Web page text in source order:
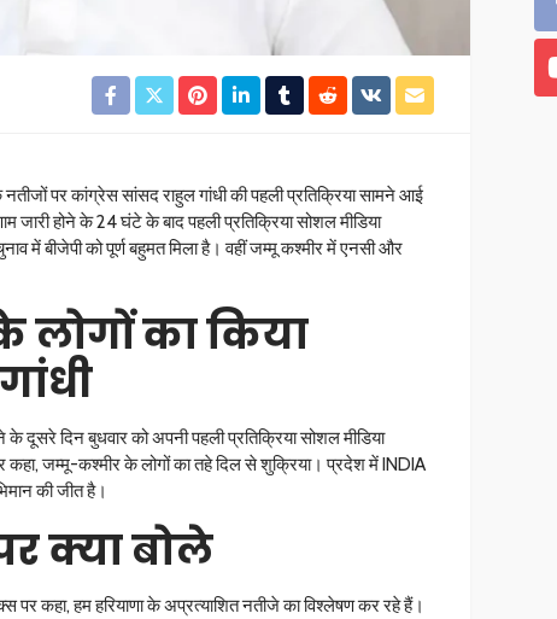
पर कांग्रेस सांसद राहुल गांधी की पहली प्रतिक्रिया सामने आई
जारी होने के 24 घंटे के बाद पहली प्रतिक्रिया सोशल मीडिया
में बीजेपी को पूर्ण बहुमत मिला है। वहीं जम्मू कश्मीर में एनसी और
का किया
के दूसरे दिन बुधवार को अपनी पहली प्रतिक्रिया सोशल मीडिया
कहा, जम्मू-कश्मीर के लोगों का तहे दिल से शुक्रिया। प्रदेश में INDIA
की जीत है।
क्या बोले
पर कहा, हम हरियाणा के अप्रत्याशित नतीजे का विश्लेषण कर रहे हैं।